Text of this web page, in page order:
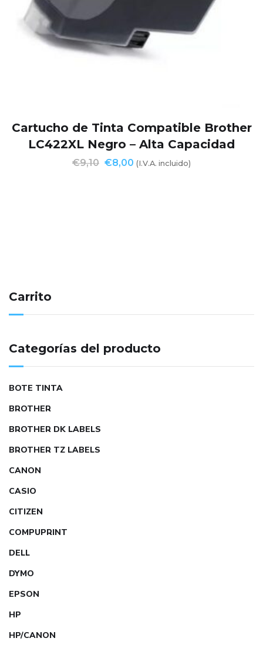
Cartucho de Tinta Compatible Brother
LC422XL Negro – Alta Capacidad
€9,10 €8,00 (I.V.A. incluido)
Carrito
Categorías del producto
BOTE TINTA
BROTHER
BROTHER DK LABELS
BROTHER TZ LABELS
CANON
CASIO
CITIZEN
COMPUPRINT
DELL
DYMO
EPSON
HP
HP/CANON